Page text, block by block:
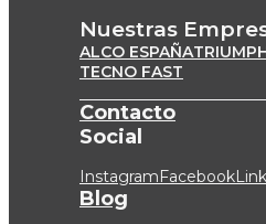
Nuestras
ALCO ESPAÑA
TECNO FAST
Contacto
Social
InstagramFacebook
Blog